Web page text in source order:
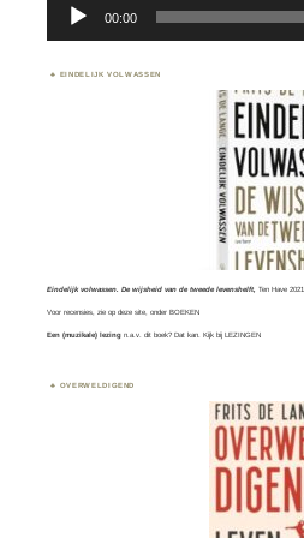
00:00
EINDELIJK VOLWASSEN
Eindelijk volwassen. De wijsheid van de tweede levenshelft, Ten Have 2021.
Voor recensies, zie op deze site, onderBOEKEN
Een (muzikale) lezing n.a.v. dit boek? Dat kan. Kijk bijLEZINGEN
OVERWELDIGEND